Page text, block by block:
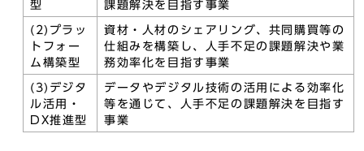
型
課題解決を目指す事業
(2)プラッ
トフォー
ム構築型
資材・人材のシェアリング、共同購買等の
仕組みを構築し、人手不足の課題解決や業
務効率化を目指す事業
(3)デジタ
ル活用・
DX推進型
データやデジタル技術の活用による効率化
等を通じて、人手不足の課題解決を目指す
事業